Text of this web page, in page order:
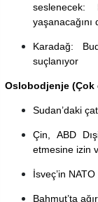
seslenecek:
yaşanacağını
Karadağ:
suçlanıyor
Oslobodjenje (Çok
Sudan’daki
Çin, ABD
etmesine izin
İsveç’in
Bahmut’ta